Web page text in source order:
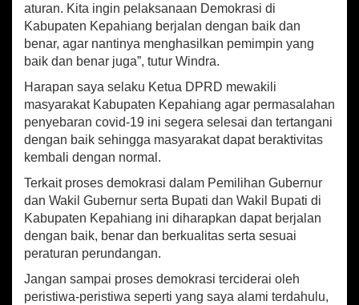
aturan. Kita ingin pelaksanaan Demokrasi di
Kabupaten Kepahiang berjalan dengan baik dan
benar, agar nantinya menghasilkan pemimpin yang
baik dan benar juga”, tutur Windra.
Harapan saya selaku Ketua DPRD mewakili
masyarakat Kabupaten Kepahiang agar permasalahan
penyebaran covid-19 ini segera selesai dan tertangani
dengan baik sehingga masyarakat dapat beraktivitas
kembali dengan normal.
Terkait proses demokrasi dalam Pemilihan Gubernur
dan Wakil Gubernur serta Bupati dan Wakil Bupati di
Kabupaten Kepahiang ini diharapkan dapat berjalan
dengan baik, benar dan berkualitas serta sesuai
peraturan perundangan.
Jangan sampai proses demokrasi terciderai oleh
peristiwa-peristiwa seperti yang saya alami terdahulu,